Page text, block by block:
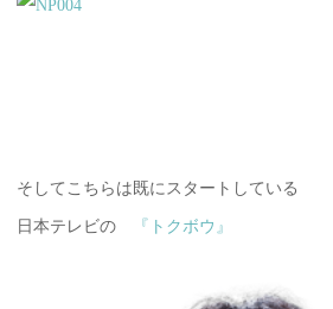
そしてこちらは既にスタートしている
日本テレビの 『トクボウ』